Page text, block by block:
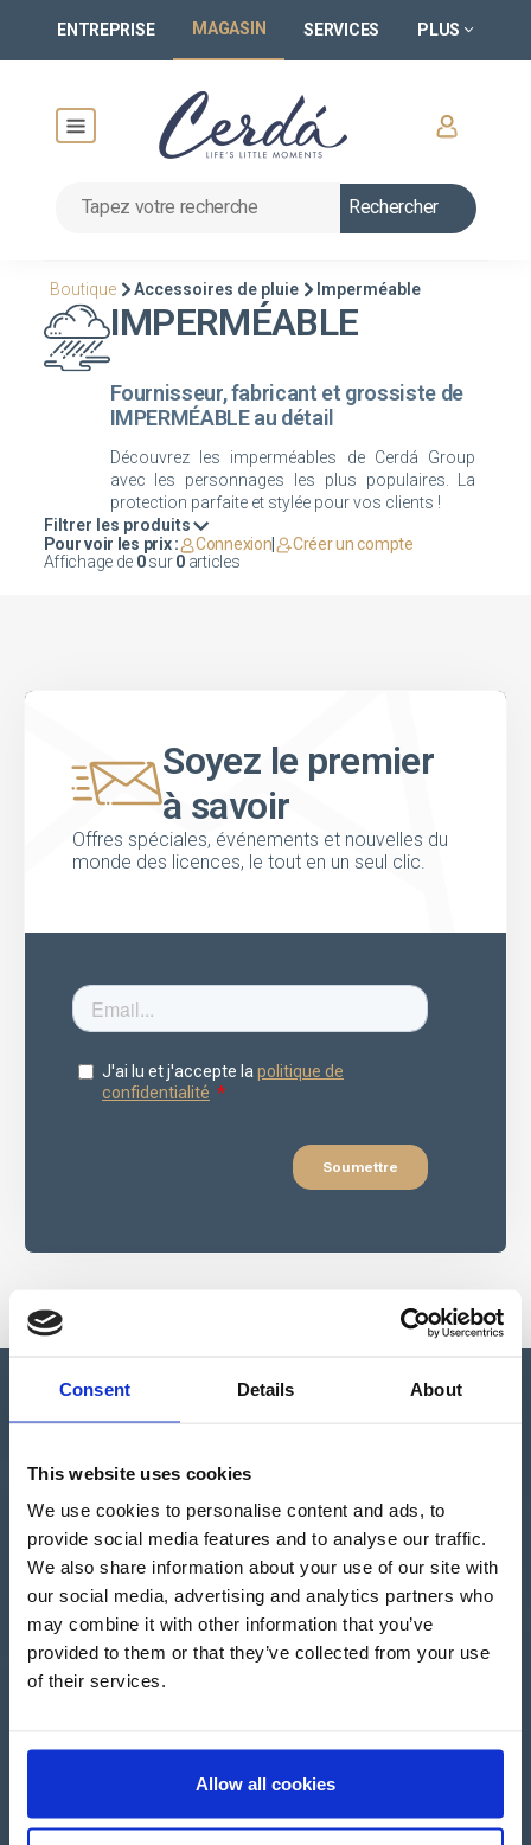
Consent Details About
This website uses cookies
We use cookies to personalise content and ads, to
provide social media features and to analyse our traffic.
We also share information about your use of our site with
our social media, advertising and analytics partners who
may combine it with other information that you’ve
provided to them or that they’ve collected from your use
of their services.
Allow all cookies
ENTREPRISE MAGASIN SERVICES PLUS
Rechercher
Boutique Accessoires de pluie Imperméable
IMPERMÉABLE
Fournisseur, fabricant et grossiste de
IMPERMÉABLE au détail
Découvrez les imperméables de Cerdá Group
avec les personnages les plus populaires. La
Filtrer les produits
Affichage de 0sur0articles
Pour voir les prix : Connexion Créer un compte
Soyez le premier
à savoir
Offres spéciales, événements et nouvelles du
monde des licences, le tout en un seul clic.
Apartado de Correos nº 45
Pol. Ind. "El Carrascot"
Artesans 1 - 46850 L'Olleria
(Valencia-Spain)
+34 962 200 502
+39 0694 806 334
+33 249 880 967
Connexion